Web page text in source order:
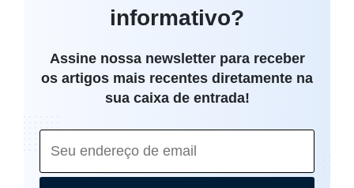
informativo?
Assine nossa newsletter para receber
os artigos mais recentes diretamente na
sua caixa de entrada!